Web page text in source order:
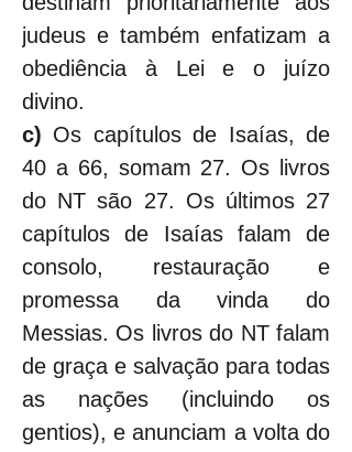
judeus e também enfatizam a
obediência à Lei e o juízo
divino.
c) Os capítulos de Isaías, de
40 a 66, somam 27. Os livros
do NT são 27. Os últimos 27
capítulos de Isaías falam de
consolo, restauração e
promessa da vinda do
Messias. Os livros do NT falam
de graça e salvação para todas
as nações (incluindo os
gentios), e anunciam a volta do